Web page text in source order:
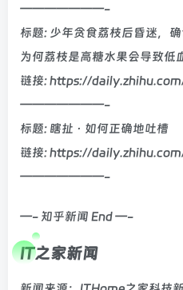
———————-
标题: 少年贪食荔枝后昏迷，
为何荔枝是高糖水果会导致低
链接: https://
———————-
标题: 瞎扯 · 如何正确地吐槽
链接: https://
———————-
—- 知乎新闻 End —-
IT之家新闻